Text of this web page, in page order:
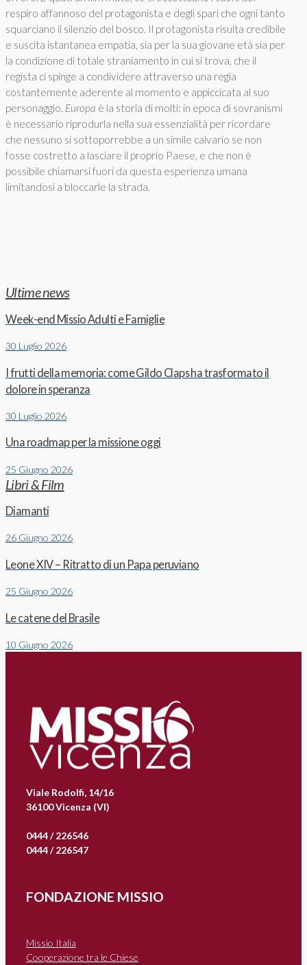
respiro affannoso del protagonista e degli spari che ogni tanto
squarciano il silenzio del bosco. Il protagonista risulta credibile
e suscita istantanea empatia, sia per la sua giovane età sia per
la condizione di totale straniamento in cui si trova, che il
regista ci spinge a condividere attraverso una regia
costantemente aderente al momento e appiccicata al suo
personaggio. Europa è la storia di molti: in epoca di sovranismi
è necessario riprodurla nella sua essenzialità per ricordare
che nessuno si sottoporrebbe a un simile calvario se non
fosse costretto a lasciare il proprio Paese, e che non è
possibile chiamarsi fuori da questa esperienza umana
limitandosi a bloccarle la strada.
Ultime news
Week-end Missio Adulti e Famiglie
30 Luglio 2026
I frutti della memoria: come Gildo Claps ha trasformato il
dolore in speranza
30 Luglio 2026
Una roadmap per la missione oggi
25 Giugno 2026
Libri & Film
Diamanti
26 Giugno 2026
Leone XIV – Ritratto di un Papa peruviano
25 Giugno 2026
Le catene del Brasile
10 Giugno 2026
Viale Rodolfi, 14/16
36100 Vicenza (VI)
0444 / 226546
0444 / 226547
FONDAZIONE MISSIO
Missio Italia
Cooperazione tra le Chiese